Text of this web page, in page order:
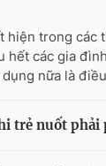
hiện trong các
hết các gia
nữa là
trẻ nuốt phải